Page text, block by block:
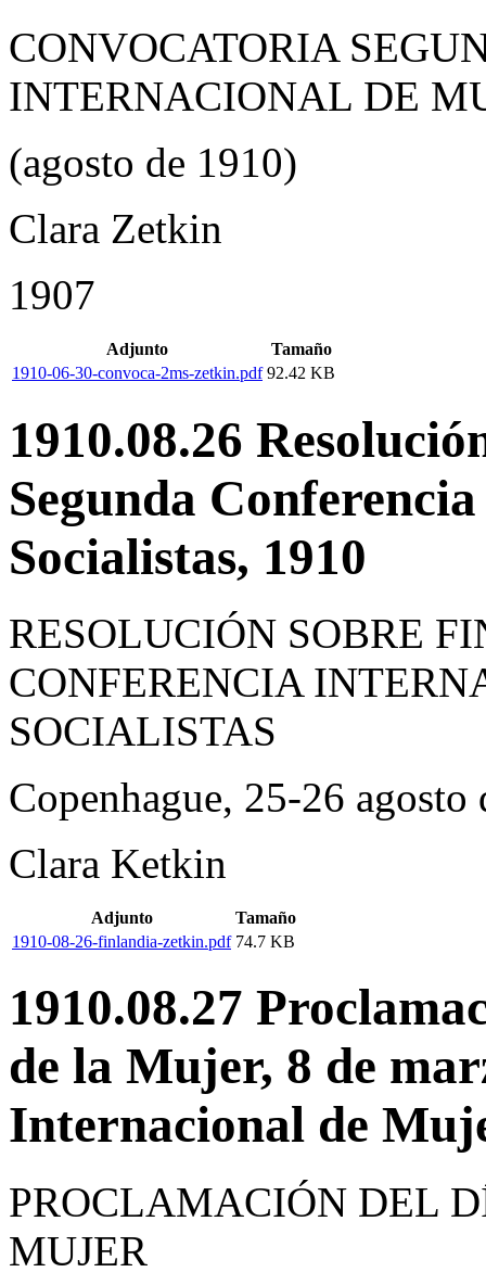
CONVOCATORIA
INTERNACIONAL DE
(agosto de 1910)
Clara Zetkin
1907
Adjunto
Tamaño
1910-06-30-convoca-2ms-zetkin.pdf 92.42 KB
1910.08.26
Segunda
Socialistas, 1910
RESOLUCIÓN SOBRE
CONFERENCIA
SOCIALISTAS
Copenhague, 25-26 agosto
Clara Ketkin
Adjunto
Tamaño
1910-08-26-finlandia-zetkin.pdf 74.7 KB
1910.08.27
de la Mujer, 8 de
Internacional de
PROCLAMACIÓN DEL
MUJER